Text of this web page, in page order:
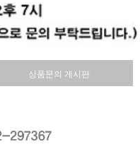
상품문의 게시판